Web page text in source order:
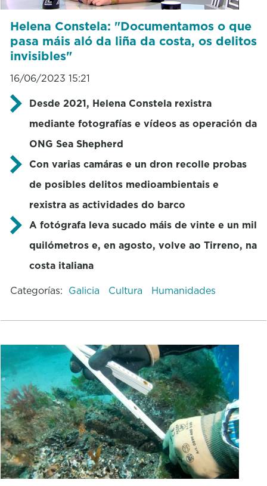
Helena Constela: "Documentamos o que
pasa máis aló da liña da costa, os delitos
invisibles"
16/06/2023 15:21
Desde 2021, Helena Constela rexistra
mediante fotografías e vídeos as operación da
ONG Sea Shepherd
Con varias camáras e un dron recolle probas
de posibles delitos medioambientais e
rexistra as actividades do barco
A fotógrafa leva sucado máis de vinte e un mil
quilómetros e, en agosto, volve ao Tirreno, na
costa italiana
Categorías: Galicia Cultura Humanidades